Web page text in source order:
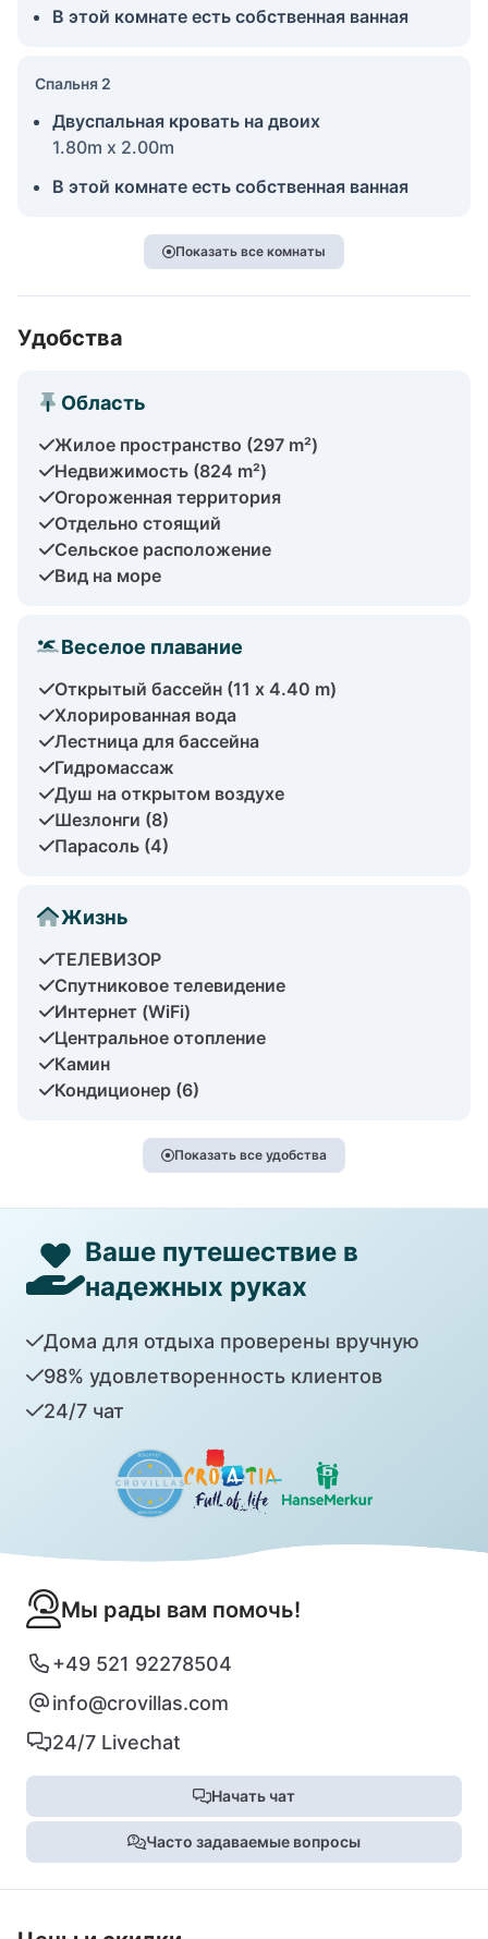
В этой комнате есть собственная ванная
Спальня 2
Двуспальная кровать на двоих
1.80m x 2.00m
В этой комнате есть собственная ванная
Показать все комнаты
Удобства
Область
Жилое пространство (297 m²)
Недвижимость (824 m²)
Огороженная территория
Отдельно стоящий
Сельское расположение
Вид на море
Веселое плавание
Открытый бассейн (11 x 4.40 m)
Хлорированная вода
Лестница для бассейна
Гидромассаж
Душ на открытом воздухе
Шезлонги (8)
Парасоль (4)
Жизнь
ТЕЛЕВИЗОР
Спутниковое телевидение
Интернет (WiFi)
Центральное отопление
Камин
Кондиционер (6)
Показать все удобства
Ваше путешествие в
надежных руках
Дома для отдыха проверены вручную
98% удовлетворенность клиентов
24/7 чат
Мы рады вам помочь!
+49 521 92278504
info@crovillas.com
24/7 Livechat
Начать чат
Часто задаваемые вопросы